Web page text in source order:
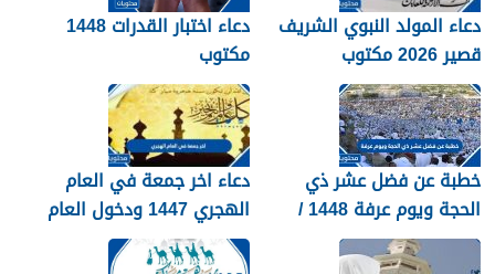
دعاء المولد النبوي الشريف
قصير 2026 مكتوب
دعاء اختبار القدرات 1448
مكتوب
خطبة عن فضل عشر ذي
الحجة ويوم عرفة 1448 /
2026
دعاء اخر جمعة في العام
الهجري 1447 ودخول العام
الجديد 1448